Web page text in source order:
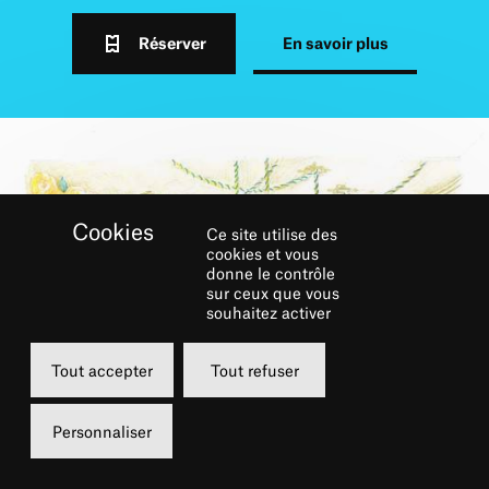
Réserver En savoir plus
Ce site utilise des
cookies et vous
donne le contrôle
sur ceux que vous
souhaitez activer
Tout accepter Tout refuser
Personnaliser